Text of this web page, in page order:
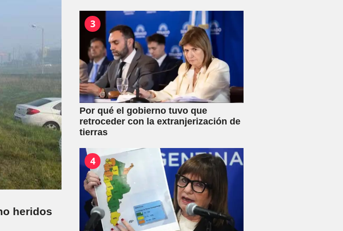
heridos
3
Por qué el gobierno tuvo que
retroceder con la extranjerización de
tierras
4